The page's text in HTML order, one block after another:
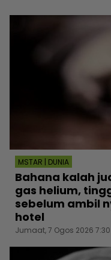
MSTAR | DUNIA
Bahana kalah
gas helium,
sebelum ambil
hotel
Jumaat, 7 Ogos 2026 7:30